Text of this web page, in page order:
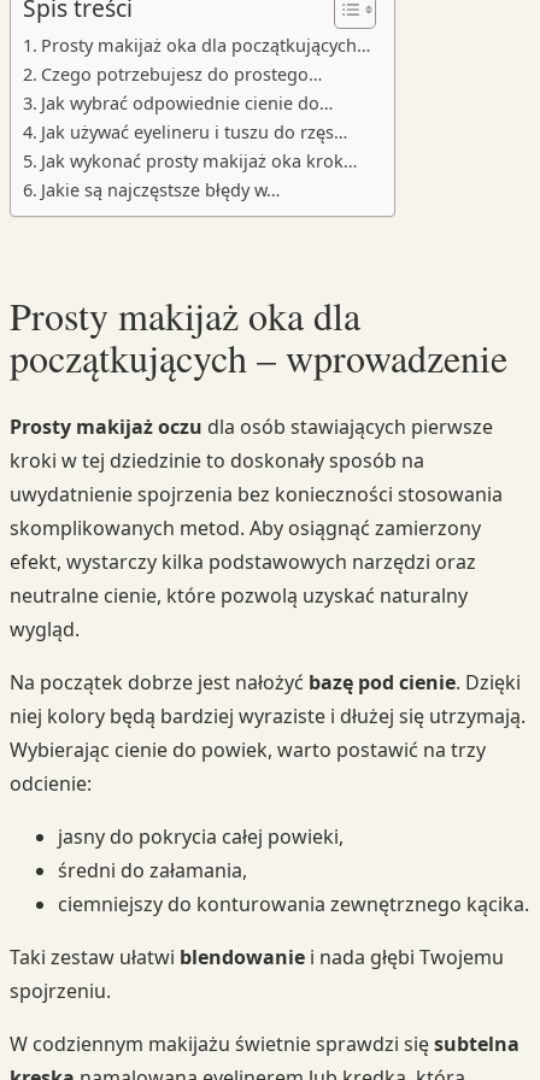
Spis treści
Prosty makijaż oka dla początkujących…
Czego potrzebujesz do prostego…
Jak wybrać odpowiednie cienie do…
Jak używać eyelineru i tuszu do rzęs…
Jak wykonać prosty makijaż oka krok…
Jakie są najczęstsze błędy w…
Prosty makijaż oka dla
początkujących – wprowadzenie
Prosty makijaż oczu dla osób stawiających pierwsze
kroki w tej dziedzinie to doskonały sposób na
uwydatnienie spojrzenia bez konieczności stosowania
skomplikowanych metod. Aby osiągnąć zamierzony
efekt, wystarczy kilka podstawowych narzędzi oraz
neutralne cienie, które pozwolą uzyskać naturalny
wygląd.
Na początek dobrze jest nałożyć bazę pod cienie. Dzięki
niej kolory będą bardziej wyraziste i dłużej się utrzymają.
Wybierając cienie do powiek, warto postawić na trzy
odcienie:
jasny do pokrycia całej powieki,
średni do załamania,
ciemniejszy do konturowania zewnętrznego kącika.
Taki zestaw ułatwi blendowanie i nada głębi Twojemu
spojrzeniu.
W codziennym makijażu świetnie sprawdzi sięsubtelna